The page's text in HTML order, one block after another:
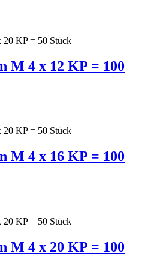
M 4 x 12 KP = 100
M 4 x 16 KP = 100
M 4 x 20 KP = 100